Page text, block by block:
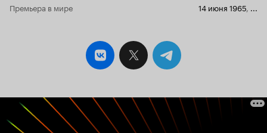
встретили там девушки также пригожие. Далее
непонятно почему разлучается с вроде бы
любимой девушкой и встречается с другом
детства, о котором тосковал весь фильм. После
просмотра фильма возник вопрос: кто ищет
Премьера в мире
14 июня 1965, ...